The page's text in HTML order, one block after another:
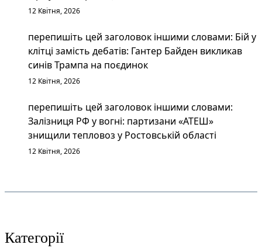
12 Квітня, 2026
перепишіть цей заголовок іншими словами: Бій у
клітці замість дебатів: Гантер Байден викликав
синів Трампа на поєдинок
12 Квітня, 2026
перепишіть цей заголовок іншими словами:
Залізниця РФ у вогні: партизани «АТЕШ»
знищили тепловоз у Ростовській області
12 Квітня, 2026
Категорії